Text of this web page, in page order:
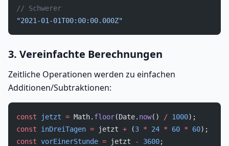
// Schwerer
"2021-01-01T00:00:00.000Z"
3. Vereinfachte Berechnungen
Zeitliche Operationen werden zu einfachen
Additionen/Subtraktionen:
const jetzt = Math. floor(Date. now() / 1000);
const inDreiTagen = jetzt + (3 * 24 * 60 * 60);
const vorEinerStunde = jetzt - 3600;